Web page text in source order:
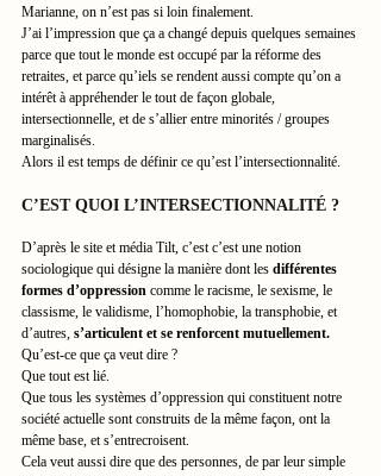
Marianne, on n’est pas si loin finalement.
J’ai l’impression que ça a changé depuis quelques semaines
parce que tout le monde est occupé par la réforme des
retraites, et parce qu’iels se rendent aussi compte qu’on a
intérêt à appréhender le tout de façon globale,
intersectionnelle, et de s’allier entre minorités / groupes
marginalisés.
Alors il est temps de définir ce qu’est l’intersectionnalité.
C’EST QUOI L’INTERSECTIONNALITÉ ?
D’après le site et média Tilt, c’est c’est une notion
sociologique qui désigne la manière dont les différentes
formes d’oppression comme le racisme, le sexisme, le
classisme, le validisme, l’homophobie, la transphobie, et
d’autres, s’articulent et se renforcent mutuellement.
Qu’est-ce que ça veut dire ?
Que tout est lié.
Que tous les systèmes d’oppression qui constituent notre
société actuelle sont construits de la même façon, ont la
même base, et s’entrecroisent.
Cela veut aussi dire que des personnes, de par leur simple